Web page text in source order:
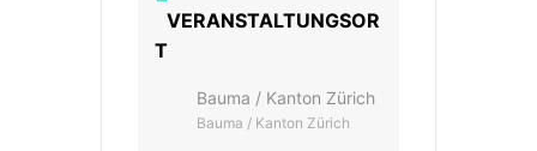
VERANSTALTUNGSOR
T
Bauma / Kanton Zürich
Bauma / Kanton Zürich